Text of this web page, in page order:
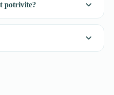
potrivite?